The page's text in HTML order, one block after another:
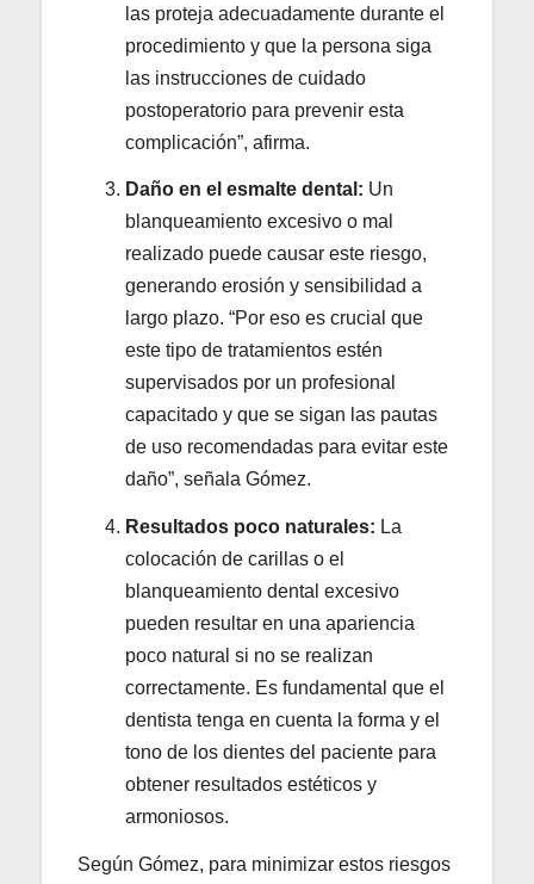
las proteja adecuadamente durante el
procedimiento y que la persona siga
las instrucciones de cuidado
postoperatorio para prevenir esta
complicación”, afirma.
Daño en el esmalte dental: Un
blanqueamiento excesivo o mal
realizado puede causar este riesgo,
generando erosión y sensibilidad a
largo plazo. “Por eso es crucial que
este tipo de tratamientos estén
supervisados por un profesional
capacitado y que se sigan las pautas
de uso recomendadas para evitar este
daño”, señala Gómez.
Resultados poco naturales: La
colocación de carillas o el
blanqueamiento dental excesivo
pueden resultar en una apariencia
poco natural si no se realizan
correctamente. Es fundamental que el
dentista tenga en cuenta la forma y el
tono de los dientes del paciente para
obtener resultados estéticos y
armoniosos.
Según Gómez, para minimizar estos riesgos